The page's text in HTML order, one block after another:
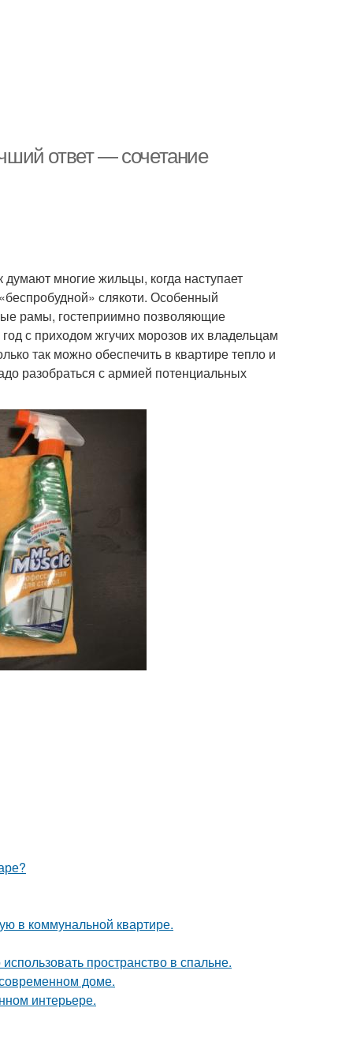
ответ — сочетание
многие жильцы, когда наступает
слякоти. Особенный
рамы, гостеприимно позволяющие
с приходом жгучих морозов их владельцам
так можно обеспечить в квартире тепло и
разобраться с армией потенциальных
в коммунальной квартире.
пространство в спальне.
доме.
интерьере.